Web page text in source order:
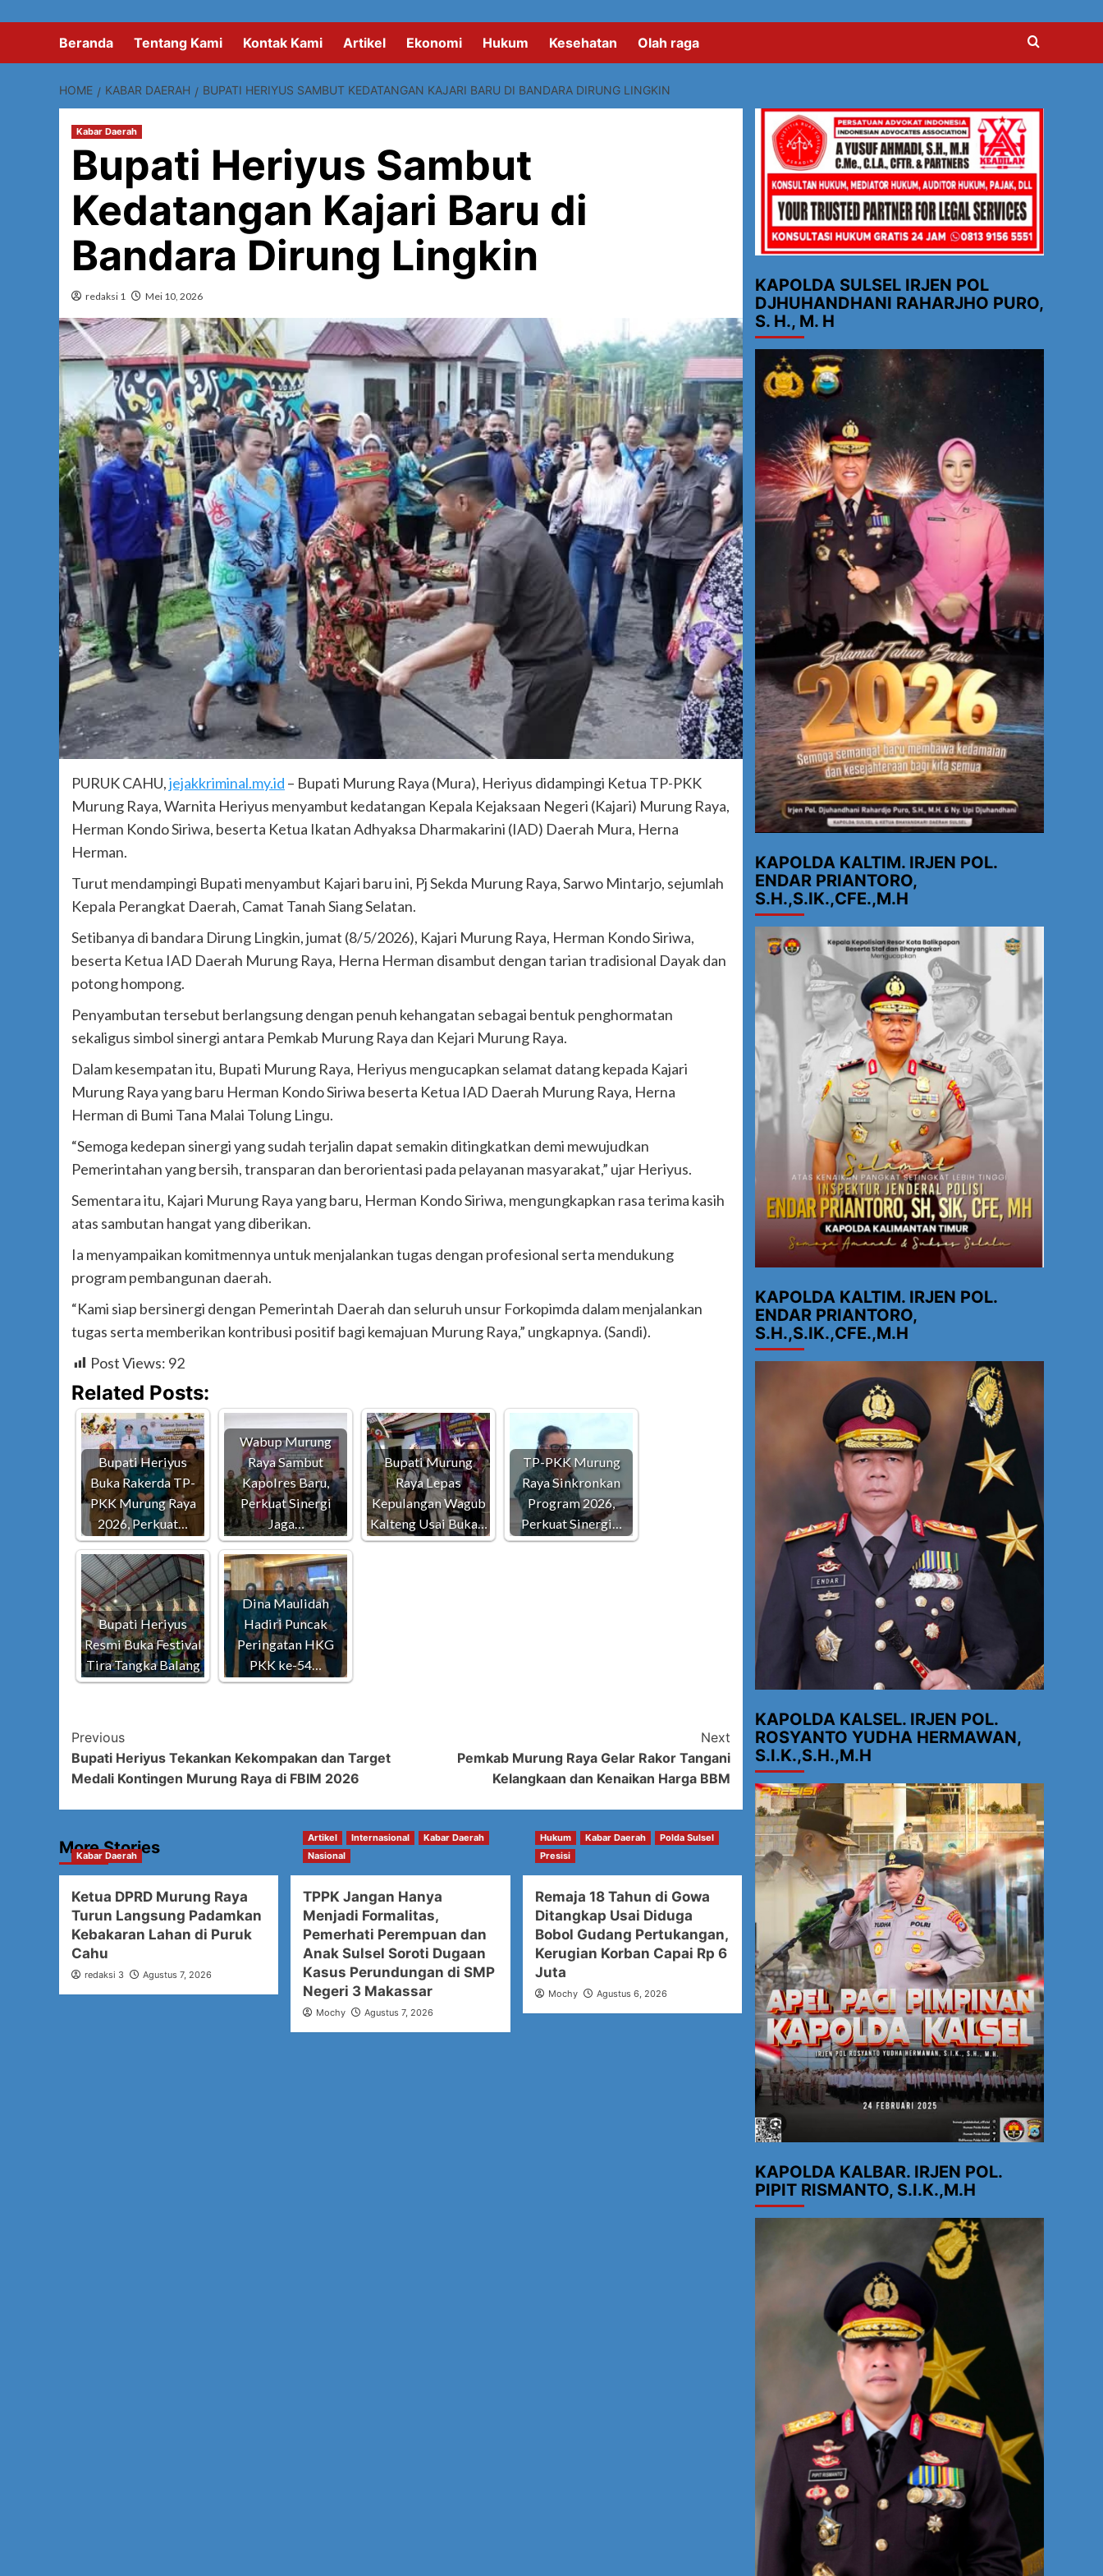
Beranda Tentang Kami Kontak Kami Artikel Ekonomi Hukum Kesehatan Olah raga
HOME KABAR DAERAH BUPATI HERIYUS SAMBUT KEDATANGAN KAJARI BARU DI BANDARA DIRUNG LINGKIN
Kabar Daerah
Bupati Heriyus Sambut
Kedatangan Kajari Baru di
Bandara Dirung Lingkin
redaksi 1 Mei 10, 2026
PURUK CAHU,jejakkriminal.my.id – Bupati Murung Raya (Mura), Heriyus didampingi Ketua TP-PKK
Murung Raya, Warnita Heriyus menyambut kedatangan Kepala Kejaksaan Negeri (Kajari) Murung Raya,
Herman Kondo Siriwa, beserta Ketua Ikatan Adhyaksa Dharmakarini (IAD) Daerah Mura, Herna
Herman.
Turut mendampingi Bupati menyambut Kajari baru ini, Pj Sekda Murung Raya, Sarwo Mintarjo, sejumlah
Kepala Perangkat Daerah, Camat Tanah Siang Selatan.
Setibanya di bandara Dirung Lingkin, jumat (8/5/2026), Kajari Murung Raya, Herman Kondo Siriwa,
beserta Ketua IAD Daerah Murung Raya, Herna Herman disambut dengan tarian tradisional Dayak dan
potong hompong.
Penyambutan tersebut berlangsung dengan penuh kehangatan sebagai bentuk penghormatan
sekaligus simbol sinergi antara Pemkab Murung Raya dan Kejari Murung Raya.
Dalam kesempatan itu, Bupati Murung Raya, Heriyus mengucapkan selamat datang kepada Kajari
Murung Raya yang baru Herman Kondo Siriwa beserta Ketua IAD Daerah Murung Raya, Herna
Herman di Bumi Tana Malai Tolung Lingu.
“Semoga kedepan sinergi yang sudah terjalin dapat semakin ditingkatkan demi mewujudkan
Pemerintahan yang bersih, transparan dan berorientasi pada pelayanan masyarakat,” ujar Heriyus.
Sementara itu, Kajari Murung Raya yang baru, Herman Kondo Siriwa, mengungkapkan rasa terima kasih
atas sambutan hangat yang diberikan.
Ia menyampaikan komitmennya untuk menjalankan tugas dengan profesional serta mendukung
program pembangunan daerah.
“Kami siap bersinergi dengan Pemerintah Daerah dan seluruh unsur Forkopimda dalam menjalankan
tugas serta memberikan kontribusi positif bagi kemajuan Murung Raya,” ungkapnya. (Sandi).
Post Views: 92
Related Posts:
Bupati Heriyus
Buka Rakerda TP-
PKK Murung Raya
2026, Perkuat…
Wabup Murung
Raya Sambut
Kapolres Baru,
Perkuat Sinergi
Jaga…
Bupati Murung
Raya Lepas
Kepulangan Wagub
Kalteng Usai Buka…
TP-PKK Murung
Raya Sinkronkan
Program 2026,
Perkuat Sinergi…
Bupati Heriyus
Resmi Buka Festival
Tira Tangka Balang
Dina Maulidah
Hadiri Puncak
Peringatan HKG
PKK ke-54…
Post
Navigation
Previous
Bupati Heriyus Tekankan Kekompakan dan Target
Medali Kontingen Murung Raya di FBIM 2026
Next
Pemkab Murung Raya Gelar Rakor Tangani
Kelangkaan dan Kenaikan Harga BBM
More Stories
Kabar Daerah
Ketua DPRD Murung Raya
Turun Langsung Padamkan
Kebakaran Lahan di Puruk
Cahu
redaksi 3 Agustus 7, 2026
Artikel Internasional
Kabar Daerah
Nasional
TPPK Jangan Hanya
Menjadi Formalitas,
Pemerhati Perempuan dan
Anak Sulsel Soroti Dugaan
Kasus Perundungan di SMP
Negeri 3 Makassar
Mochy Agustus 7, 2026
Hukum Kabar Daerah
Polda Sulsel
Presisi
Remaja 18 Tahun di Gowa
Ditangkap Usai Diduga
Bobol Gudang Pertukangan,
Kerugian Korban Capai Rp 6
Juta
Mochy Agustus 6, 2026
KAPOLDA SULSEL IRJEN POL
DJHUHANDHANI RAHARJHO PURO,
S. H., M. H
KAPOLDA KALTIM. IRJEN POL.
ENDAR PRIANTORO,
S.H.,S.IK.,CFE.,M.H
KAPOLDA KALTIM. IRJEN POL.
ENDAR PRIANTORO,
S.H.,S.IK.,CFE.,M.H
KAPOLDA KALSEL. IRJEN POL.
ROSYANTO YUDHA HERMAWAN,
S.I.K.,S.H.,M.H
KAPOLDA KALBAR. IRJEN POL.
PIPIT RISMANTO, S.I.K.,M.H